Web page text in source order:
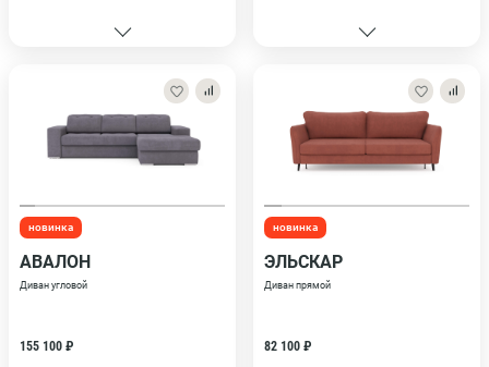
новинка
АВАЛОН
Диван угловой
155 100 ₽
новинка
ЭЛЬСКАР
Диван прямой
82 100 ₽